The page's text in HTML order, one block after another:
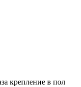
крепление в пол